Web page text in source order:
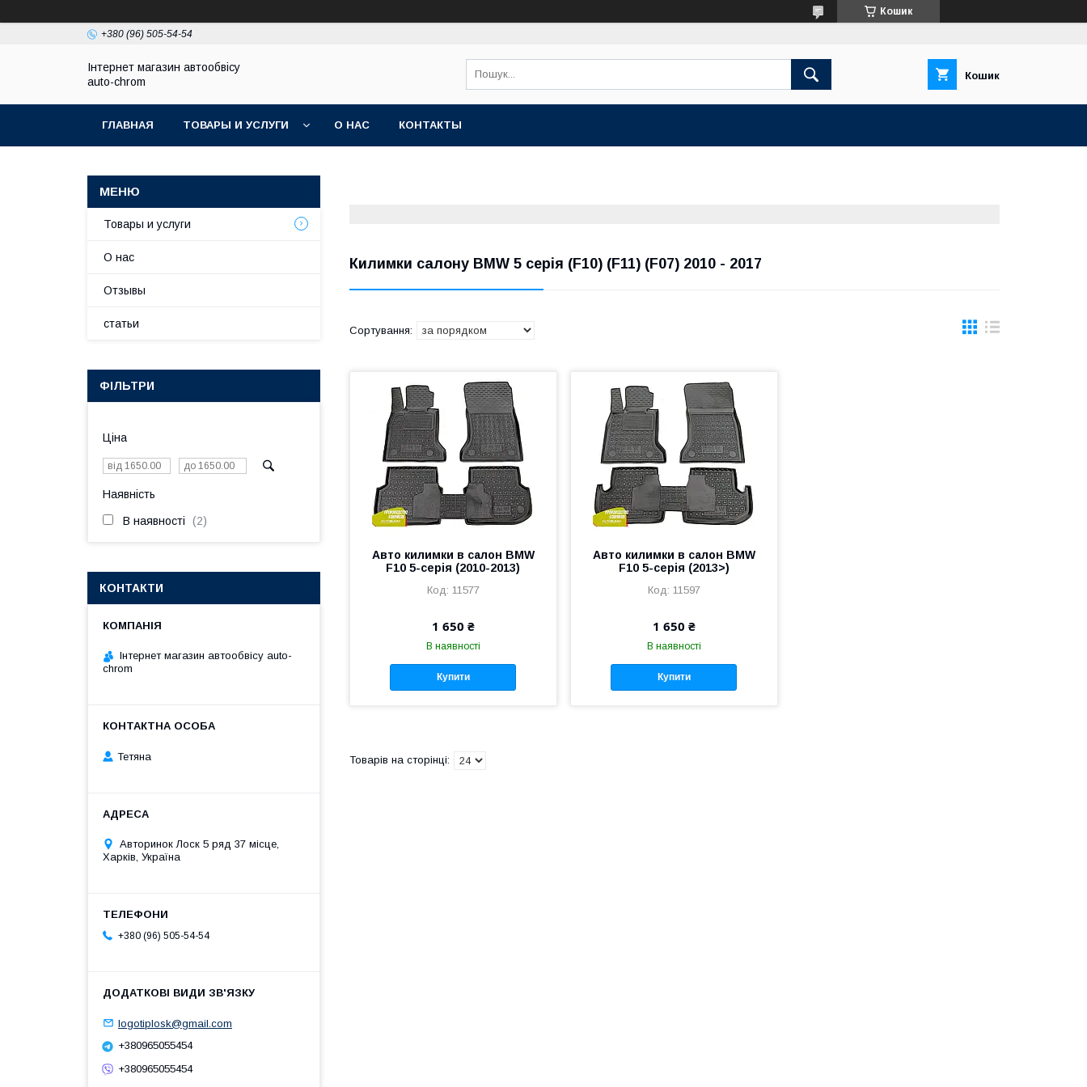
Кошик
+380 (96) 505-54-54
Інтернет магазин автообвісу
auto-chrom
Кошик
ГЛАВНАЯ ТОВАРЫ И УСЛУГИ О НАС КОНТАКТЫ
Килимки салону BMW 5 серія (F10) (F11) (F07) 2010 - 2017
Авто килимки в салон BMW
F10 5-серія (2010-2013)
11577
1 650 ₴
В наявності
Купити
Авто килимки в салон BMW
F10 5-серія (2013>)
11597
1 650 ₴
В наявності
Купити
Товары и услуги
О нас
Отзывы
статьи
ФІЛЬТРИ
Ціна
Наявність
В наявності 2
КОНТАКТИ
Інтернет магазин автообвісу auto-
chrom
Тетяна
Авторинок Лоск 5 ряд 37 місце,
Харків, Україна
+380 (96) 505-54-54
logotiplosk@gmail.com
+380965055454
+380965055454